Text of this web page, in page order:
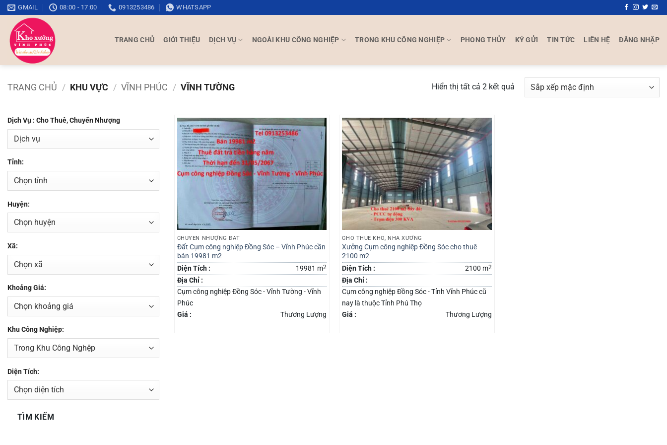
Bỏ
qua
dung
GMAIL 08:00 - 17:00 0913253486 WHATSAPP
TRANG CHỦ GIỚI THIỆU DỊCH VỤ NGOÀI KHU CÔNG NGHIỆP TRONG KHU CÔNG NGHIỆP PHONG THỦY KÝ GỬI TIN TỨC LIÊN HỆ ĐĂNG NHẬP
TRANG CHỦ / KHU VỰC / VĨNH PHÚC / VĨNH TƯỜNG Hiển thị tất cả 2 kết quả
Dịch Vụ : Cho Thuê, Chuyển Nhượng
Tỉnh:
Huyện:
Xã:
Khoảng Giá:
Khu Công Nghiệp:
Diện Tích:
TÌM KIẾM
CHUYỂN NHƯỢNG ĐẤT
Đất Cụm công nghiệp Đồng Sóc – Vĩnh Phúc cần
bán 19981 m2
Diện Tích :
19981 m2
Địa Chỉ :
Cụm công nghiệp Đồng Sóc - Vĩnh Tường - Vĩnh
Phúc
Giá :
Thương Lượng
CHO THUÊ KHO, NHÀ XƯỞNG
Xưởng Cụm công nghiệp Đồng Sóc cho thuê
2100 m2
Diện Tích :
2100 m2
Địa Chỉ :
Cụm công nghiệp Đồng Sóc - Tỉnh Vĩnh Phúc cũ
nay là thuộc Tỉnh Phú Thọ
Giá :
Thương Lượng